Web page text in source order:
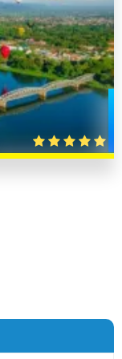
gian chính xác
07/2015
Huế, hướng dẫn
chu đáo, địa
đình Huế tôi
vui Nguyễn đã